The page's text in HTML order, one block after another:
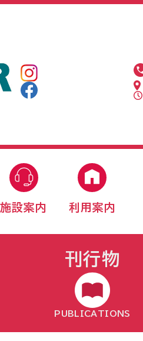
施設案内 利用案内
刊行物
PUBLICATIONS